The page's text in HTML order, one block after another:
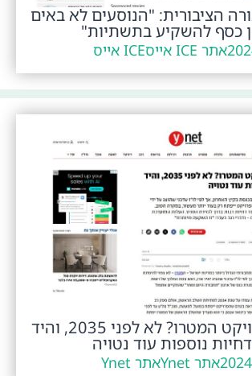
הציבורית: "הנוסעים לא באים
כסף להשקיע בתשתיות"
אתר ICE אייס ICE אייס
פתיחת פרויקט המטרו? לא לפני 2035, והיד
נוספות עוד נטויה
2024אתר Ynet אתר Ynet